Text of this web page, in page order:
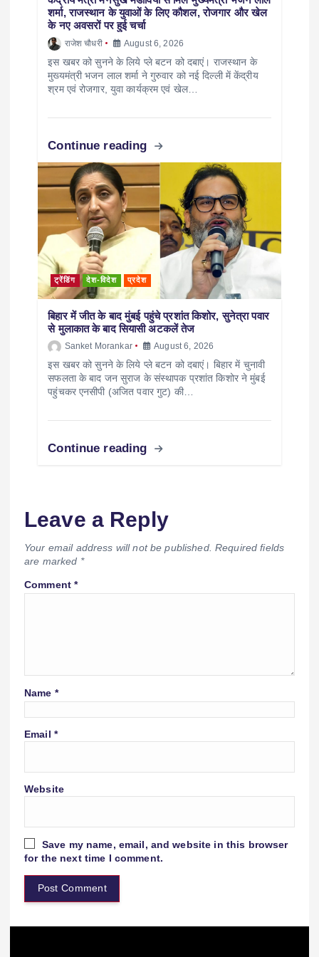
शर्मा, राजस्थान के युवाओं के लिए कौशल, रोजगार और खेल
के नए अवसरों पर हुई चर्चा
राजेश चौधरी August 6, 2026
इस खबर को सुनने के लिये प्ले बटन को दबाएं। राजस्थान के
मुख्यमंत्री भजन लाल शर्मा ने गुरुवार को नई दिल्ली में केंद्रीय
श्रम एवं रोजगार, युवा कार्यक्रम एवं खेल…
Continue reading
ट्रेंडिंग देश-विदेश प्रदेश
बिहार में जीत के बाद मुंबई पहुंचे प्रशांत किशोर, सुनेत्रा पवार
से मुलाकात के बाद सियासी अटकलें तेज
Sanket Morankar August 6, 2026
इस खबर को सुनने के लिये प्ले बटन को दबाएं। बिहार में चुनावी
सफलता के बाद जन सुराज के संस्थापक प्रशांत किशोर ने मुंबई
पहुंचकर एनसीपी (अजित पवार गुट) की…
Continue reading
Leave a Reply
Your email address will not be published. Required fields
are marked *
Comment*
Name *
Email *
Website
Save my name, email, and website in this browser
for the next time I comment.